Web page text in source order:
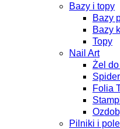
Bazy i topy
Bazy
Bazy
Topy
Nail Art
Żel
Folia
Pilniki i